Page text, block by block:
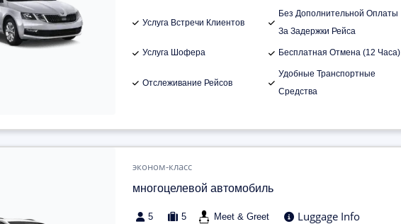
Услуга Встречи Клиентов
Без Дополнительной Оплаты
За Задержки Рейса
Услуга Шофера Бесплатная Отмена (12 Часа)
Отслеживание Рейсов
Удобные Транспортные
Средства
эконом-класс
многоцелевой автомобиль
5 5 Meet & Greet Luggage Info